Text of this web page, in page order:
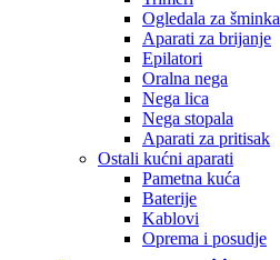
Ogledala za
Aparati za brijanje
Epilatori
Oralna nega
Nega lica
Nega stopala
Aparati za pritisak
Ostali kućni aparati
Pametna kuća
Baterije
Kablovi
Oprema i posudje